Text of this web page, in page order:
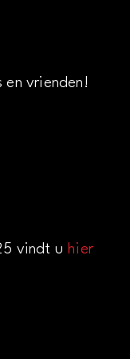
vrienden!
vindt uhier